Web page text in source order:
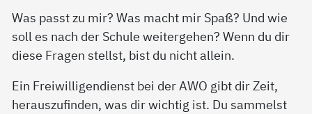
Was passt zu mir? Was macht mir Spaß? Und wie
soll es nach der Schule weitergehen? Wenn du dir
diese Fragen stellst, bist du nicht allein.
Ein Freiwilligendienst bei der AWO gibt dir Zeit,
herauszufinden, was dir wichtig ist. Du sammelst